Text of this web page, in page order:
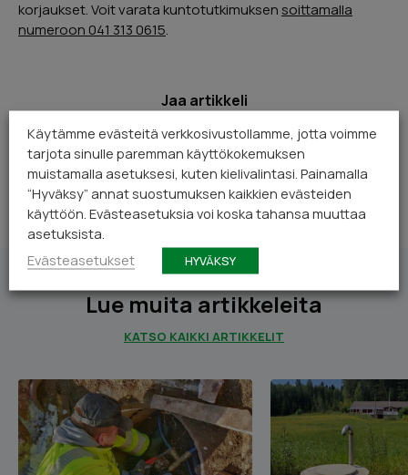
korjaukset. Voit varata kuntotutkimuksen soittamalla
numeroon 041 313 0615.
Jaa artikkeli
FACEBOOK
Lue muita artikkeleita
KATSO KAIKKI ARTIKKELIT
Käytämme evästeitä verkkosivustollamme, jotta voimme
tarjota sinulle paremman käyttökokemuksen
muistamalla asetuksesi, kuten kielivalintasi. Painamalla
“Hyväksy” annat suostumuksen kaikkien evästeiden
käyttöön. Evästeasetuksia voi koska tahansa muuttaa
asetuksista.
Evästeasetukset
HYVÄKSY